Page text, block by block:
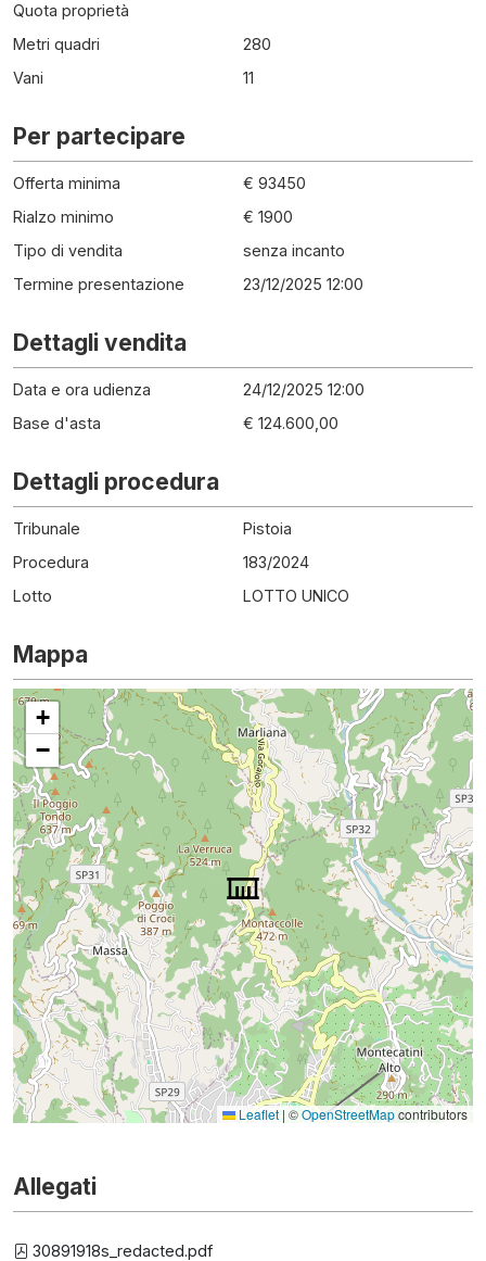
Quota proprietà
Metri quadri
280
Vani
11
Per partecipare
Offerta minima
€ 93450
Rialzo minimo
€ 1900
Tipo di vendita
senza incanto
Termine presentazione
23/12/2025 12:00
Dettagli vendita
Data e ora udienza
24/12/2025 12:00
Base d'asta
€ 124.600,00
Dettagli procedura
Tribunale
Pistoia
Procedura
183/2024
Lotto
LOTTO UNICO
Mappa
+
−
Leaflet | ©OpenStreetMapcontributors
Allegati
30891918s_redacted.pdf